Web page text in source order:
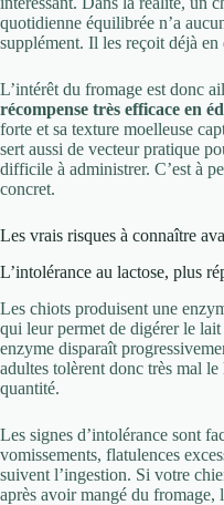
quotidienne équilibrée n’a
supplément. Il les reçoit déjà en
L’intérêt du fromage est donc
récompense très efficace en
forte et sa texture moelleuse
sert aussi de vecteur pratique
difficile à administrer. C’est à
concret.
Les vrais risques à connaître
L’intolérance au lactose, plus
Les chiots produisent une
qui leur permet de digérer le
enzyme disparaît
adultes tolèrent donc très mal le
quantité.
Les signes d’intolérance sont
vomissements, flatulences
suivent l’ingestion. Si votre
après avoir mangé du fromage,